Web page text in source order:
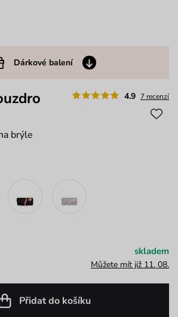
Dárkové balení
4.9 7 recenzí
brýle
skladem
Můžete mít již 11. 08.
Přidat do košíku